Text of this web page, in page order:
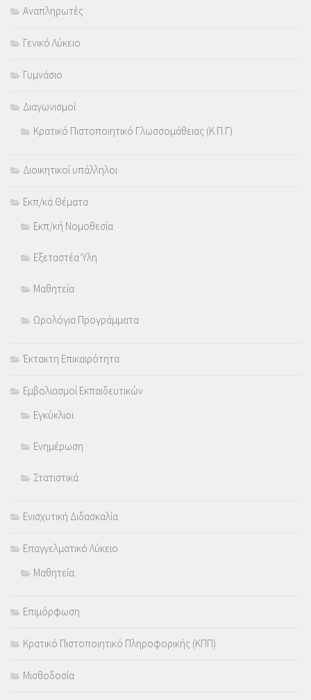
Αναπληρωτές
Γενικό Λύκειο
Γυμνάσιο
Διαγωνισμοί
Κρατικό Πιστοποιητικό Γλωσσομάθειας (Κ.Π.Γ)
Διοικητικοί υπάλληλοι
Εκπ/κά Θέματα
Εκπ/κή Νομοθεσία
Εξεταστέα Ύλη
Μαθητεία
Ωρολόγια Προγράμματα
Έκτακτη Επικαιρότητα
Εμβολιασμοί Εκπαιδευτικών
Εγκύκλιοι
Ενημέρωση
Στατιστικά
Ενισχυτική Διδασκαλία
Επαγγελματικό Λύκειο
Μαθητεία
Επιμόρφωση
Κρατικό Πιστοποιητικό Πληροφορικής (ΚΠΠ)
Μισθοδοσία